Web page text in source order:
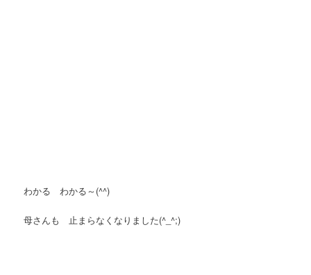
わかる わかる～(^^)
母さんも 止まらなくなりました(^_^;)